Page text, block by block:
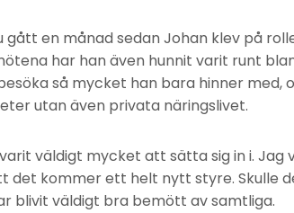
gått en månad sedan Johan klev på
har han även hunnit varit runt
så mycket han bara hinner med,
utan även privata näringslivet.
väldigt mycket att sätta sig in i. Jag
det kommer ett helt nytt styre. Skulle
blivit väldigt bra bemött av samtliga.